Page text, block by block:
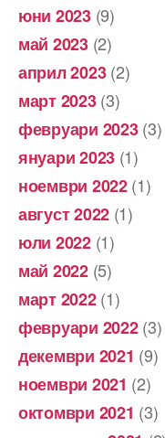
юни 2023(9)
май 2023(2)
април 2023(2)
март 2023(3)
февруари 2023(3)
януари 2023 (1)
ноември 2022(1)
август 2022 (1)
юли 2022(1)
май 2022(5)
март 2022(1)
февруари 2022(3)
декември 2021 (9)
ноември 2021 (2)
октомври 2021 (3)